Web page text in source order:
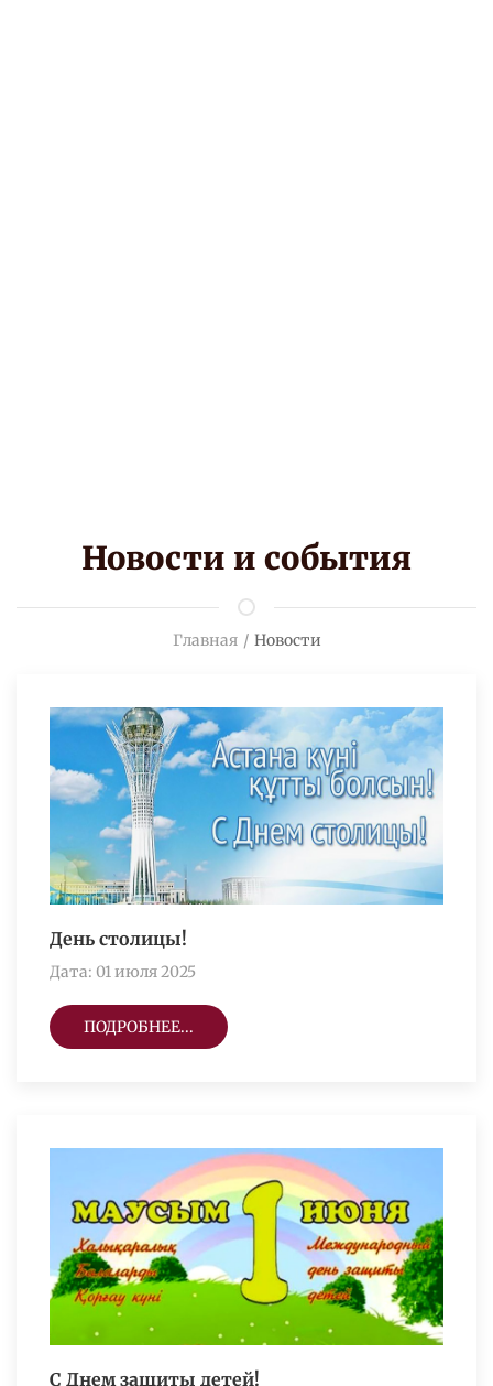
Новости и события
Главная Новости
День столицы!
Дата: 01 июля 2025
ПОДРОБНЕЕ...
С Днем защиты детей!